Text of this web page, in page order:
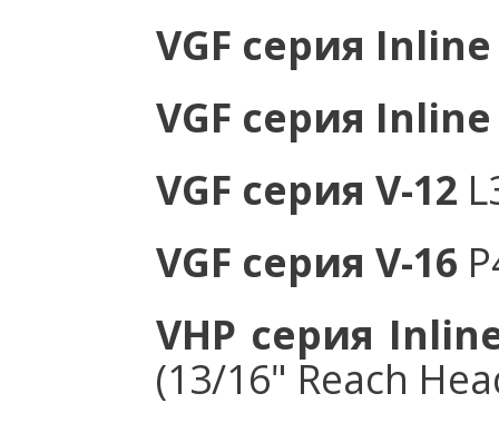
VGF серия Inline
VGF серия Inline
VGF серия V-12
VGF серия V-16
VHP серия
(13/16" Reach